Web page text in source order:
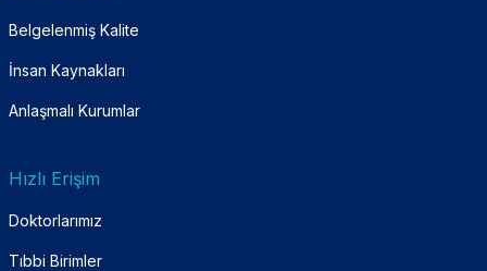
Belgelenmiş Kalite
İnsan Kaynakları
Anlaşmalı Kurumlar
Hızlı Erişim
Doktorlarımız
Tıbbi Birimler